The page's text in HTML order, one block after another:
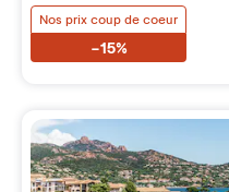
Nos prix coup de coeur
-15%